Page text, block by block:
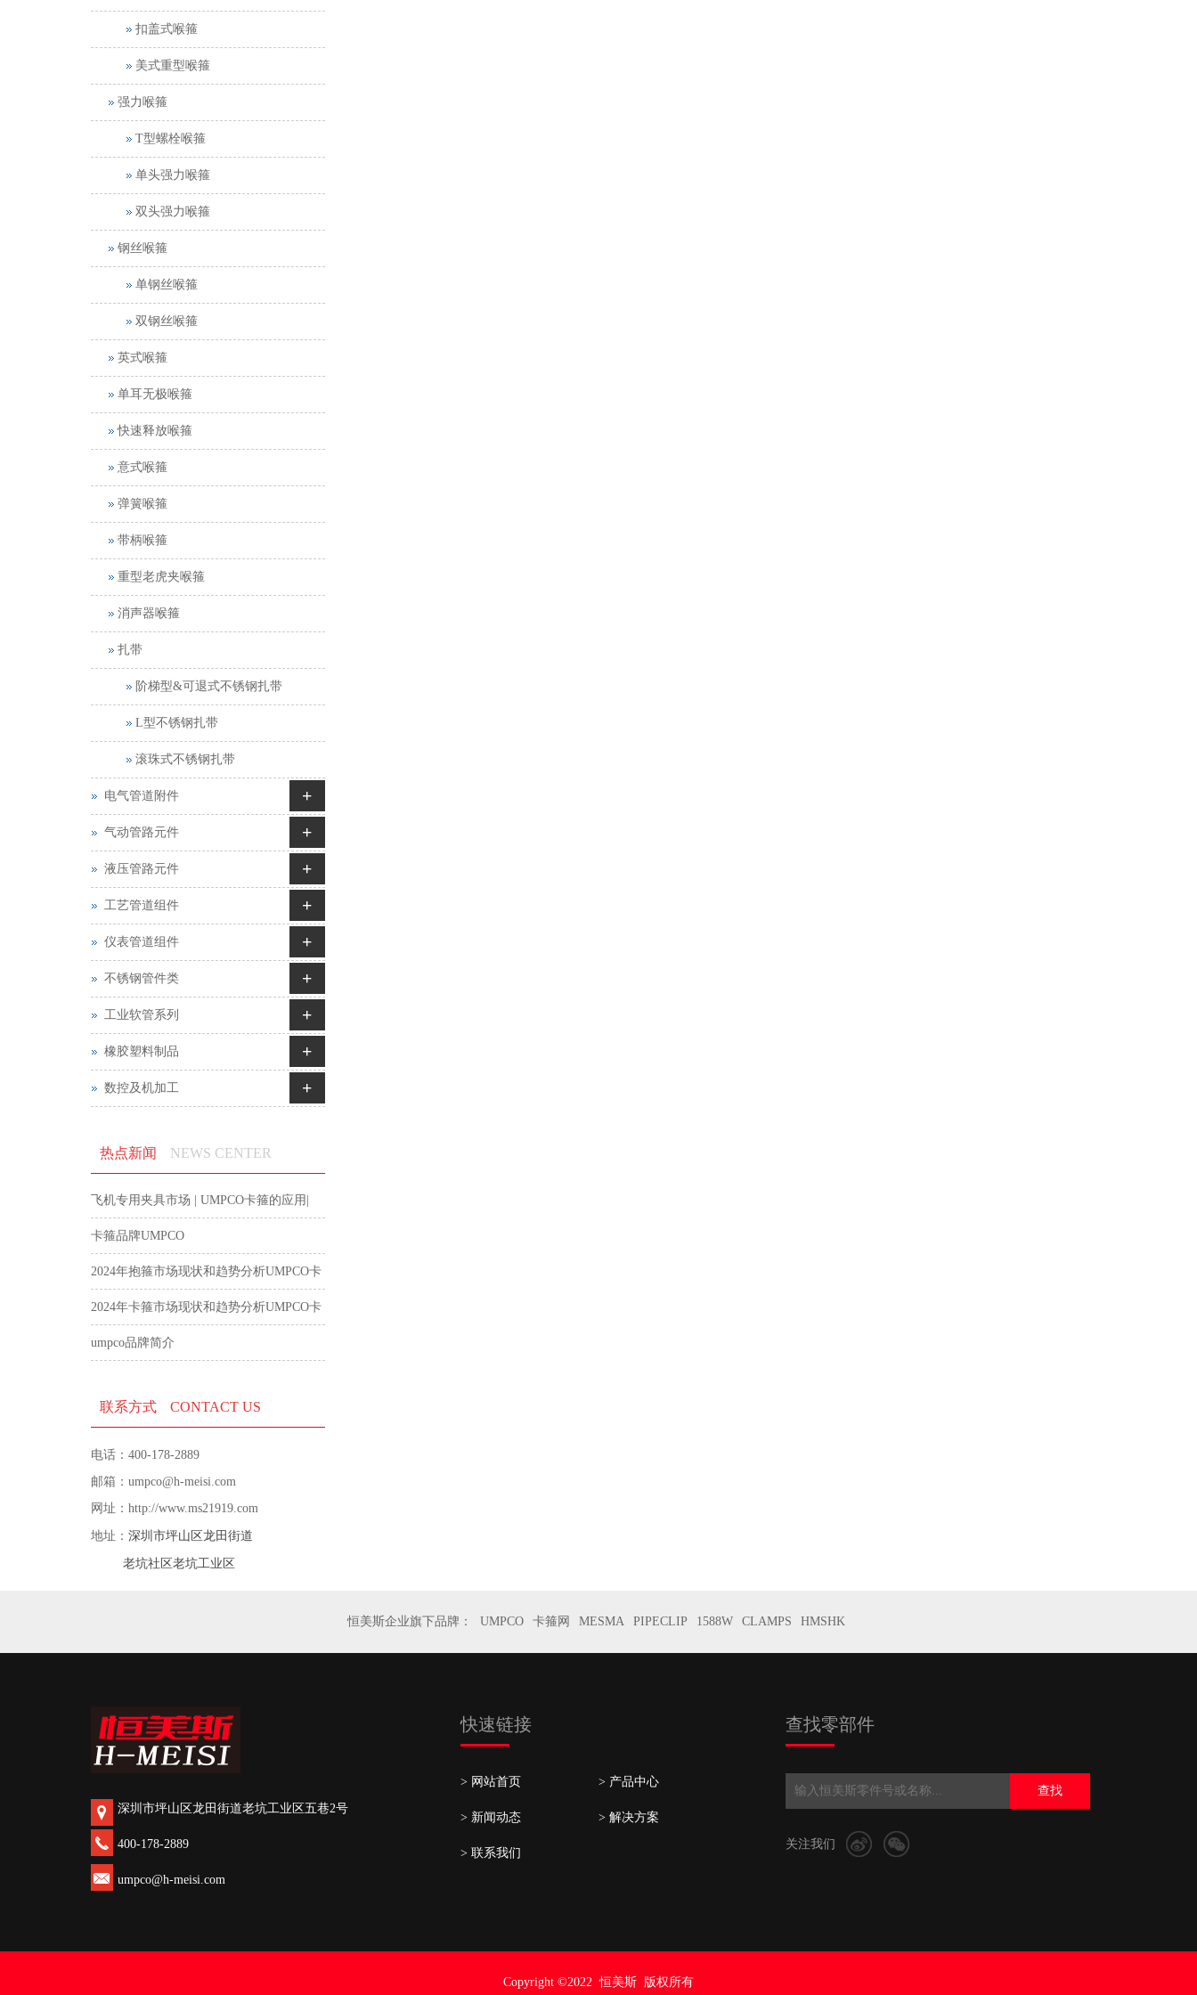
扣盖式喉箍
美式重型喉箍
强力喉箍
T型螺栓喉箍
单头强力喉箍
双头强力喉箍
钢丝喉箍
单钢丝喉箍
双钢丝喉箍
英式喉箍
单耳无极喉箍
快速释放喉箍
意式喉箍
弹簧喉箍
带柄喉箍
重型老虎夹喉箍
消声器喉箍
扎带
阶梯型&可退式不锈钢扎带
L型不锈钢扎带
滚珠式不锈钢扎带
电气管道附件 +
气动管路元件 +
液压管路元件 +
工艺管道组件 +
仪表管道组件 +
不锈钢管件类 +
工业软管系列 +
橡胶塑料制品 +
数控及机加工 +
热点新闻 NEWS CENTER
飞机专用夹具市场 | UMPCO卡箍的应用|
航空卡箍
卡箍品牌UMPCO
2024年抱箍市场现状和趋势分析UMPCO卡
箍
2024年卡箍市场现状和趋势分析UMPCO卡
箍
umpco品牌简介
联系方式 CONTACT US
电话：400-178-2889
邮箱：umpco@h-meisi.com
网址：http://www.ms21919.com
地址： 深圳市坪山区龙田街道
老坑社区老坑工业区
恒美斯企业旗下品牌： UMPCO 卡箍网 MESMA PIPECLIP 1588W CLAMPS HMSHK
深圳市坪山区龙田街道老坑工业区五巷2号
400-178-2889
umpco@h-meisi.com
快速链接
> 网站首页 > 产品中心
> 新闻动态 > 解决方案
> 联系我们
查找零部件
查找
关注我们
Copyright ©2022 恒美斯 版权所有